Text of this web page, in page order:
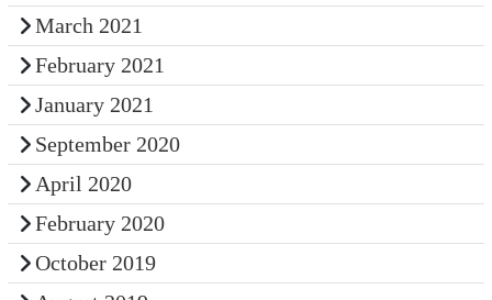
March 2021
February 2021
January 2021
September 2020
April 2020
February 2020
October 2019